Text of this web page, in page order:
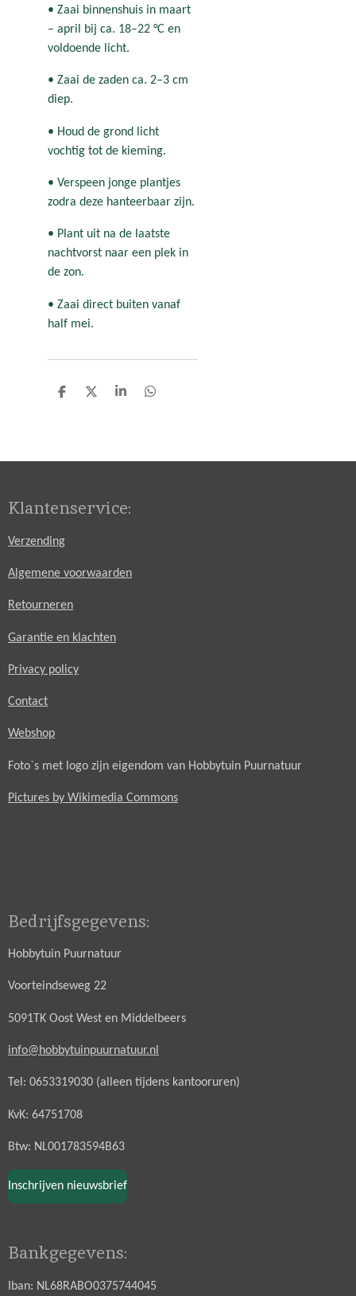
• Zaai binnenshuis in maart
– april bij ca. 18–22 °C en
voldoende licht.
• Zaai de zaden ca. 2–3 cm
diep.
• Houd de grond licht
vochtig tot de kieming.
• Verspeen jonge plantjes
zodra deze hanteerbaar zijn.
• Plant uit na de laatste
nachtvorst naar een plek in
de zon.
• Zaai direct buiten vanaf
half mei.
D
D
S
D
Klantenservice:
Verzending
Algemene voorwaarden
Retourneren
Garantie en klachten
Privacy policy
Contact
Webshop
Foto`s met logo zijn eigendom van Hobbytuin Puurnatuur
Pictures by Wikimedia Commons
Bedrijfsgegevens:
Hobbytuin Puurnatuur
Voorteindseweg 22
5091TK Oost West en Middelbeers
info@hobbytuinpuurnatuur.nl
Tel: 0653319030 (alleen tijdens kantooruren)
KvK: 64751708
Btw: NL001783594B63
Inschrijven nieuwsbrief
Bankgegevens:
Iban: NL68RABO0375744045